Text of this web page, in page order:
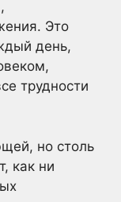
Это
день,
трудности
но столь
как ни